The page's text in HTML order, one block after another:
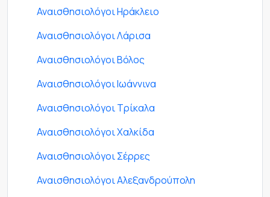
Αναισθησιολόγοι Ηράκλειο
Αναισθησιολόγοι Λάρισα
Αναισθησιολόγοι Βόλος
Αναισθησιολόγοι Ιωάννινα
Αναισθησιολόγοι Τρίκαλα
Αναισθησιολόγοι Χαλκίδα
Αναισθησιολόγοι Σέρρες
Αναισθησιολόγοι Αλεξανδρούπολη